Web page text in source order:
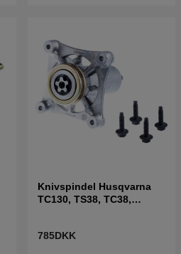
Knivspindel Husqvarna
TC130, TS38, TC38,
785DKK